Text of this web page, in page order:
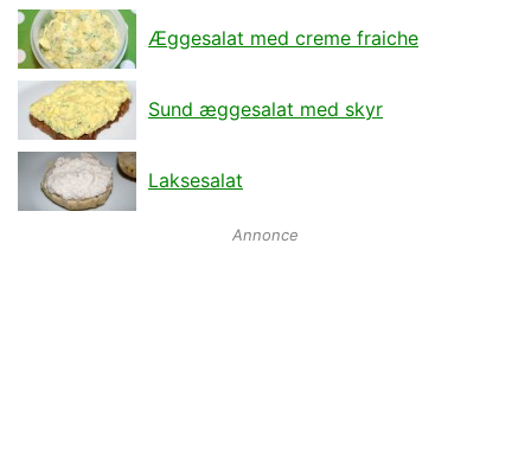
Æggesalat med creme fraiche
Sund æggesalat med skyr
Laksesalat
Annonce